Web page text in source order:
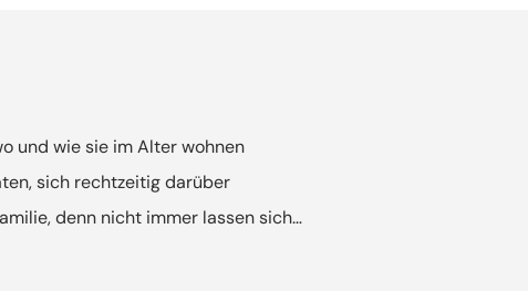
und wie sie im Alter wohnen
sich rechtzeitig darüber
denn nicht immer lassen sich
und es müssen